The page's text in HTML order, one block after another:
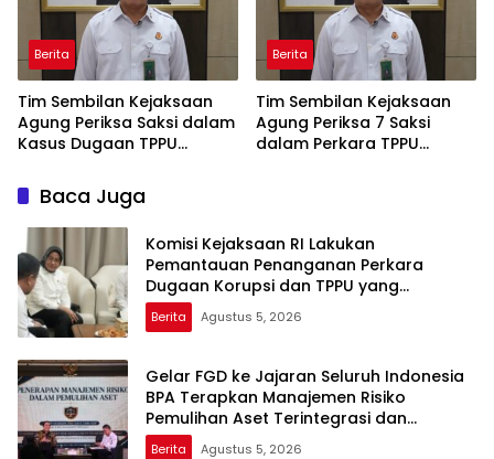
Berita
Tim Sembilan Kejaksaan
Agung Periksa Saksi dalam
Kasus Dugaan TPPU
Berita
Tim Sembilan Kejaksaan
Agung Periksa 7 Saksi
dalam Perkara TPPU
Baca Juga
Komisi Kejaksaan RI Lakukan
Pemantauan Penanganan Perkara
Dugaan Korupsi dan TPPU yang
Melibatkan Mantan Jampidsus, FA di
Kejaksaan Agung
Berita Agustus 5, 2026
Gelar FGD ke Jajaran Seluruh Indonesia
BPA Terapkan Manajemen Risiko
Pemulihan Aset Terintegrasi dan
Pemanfaatan AI
Berita Agustus 5, 2026